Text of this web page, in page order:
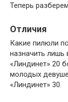
Теперь
Отличия
Какие пилюли
назначить лишь
«Линдинет» 20
молодых
«Линдинет» 30.